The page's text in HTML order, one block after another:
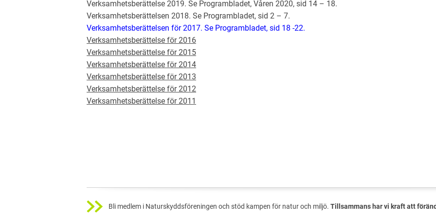
Verksamhetsberättelse 2019. Se Programbladet, Våren 2020, sid 14 – 18.
Verksamhetsberättelsen 2018. Se Programbladet, sid 2 – 7.
Verksamhetsberättelsen för 2017. Se Programbladet, sid 18 -22.
Verksamhetsberättelse för 2016
Verksamhetsberättelse för 2015
Verksamhetsberättelse för 2014
Verksamhetsberättelse för 2013
Verksamhetsberättelse för 2012
Verksamhetsberättelse för 2011
Bli medlem i Naturskyddsföreningen och stöd kampen för natur och miljö. Tillsammans har vi kraft att